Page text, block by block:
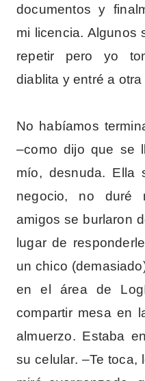
documentos y
mi licencia. Algunos
repetir pero yo
diablita y entré a
No habíamos
–como dijo que se
mío, desnuda. Ella
negocio, no duré
amigos se burlaron
lugar de
un chico
en el área de
compartir mesa en
almuerzo. Estaba
su celular. –Te toca,